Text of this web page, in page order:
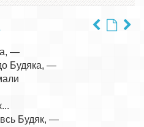
—
Будяка, —
Будяк, —